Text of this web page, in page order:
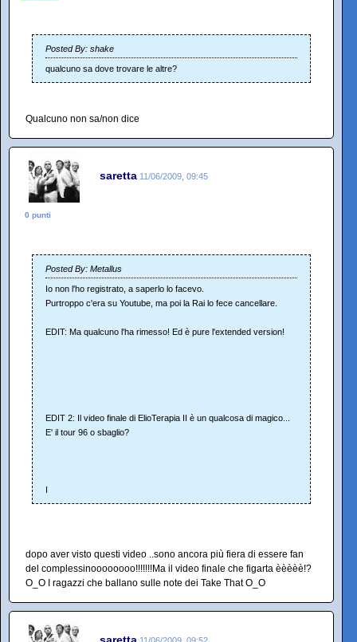
Posted By: shake
qualcuno sa dove trovare le altre?
Qualcuno non sa/non dice
saretta 11/06/2009, 09:45
0 punti
Posted By: Metallus
Io non l'ho registrato, a saperlo lo facevo.
Purtroppo c'era su Youtube, ma poi la Rai lo fece cancellare.
EDIT: Ma qualcuno l'ha rimesso! Ed è pure l'extended version!
EDIT 2: Il video finale di ElioTerapia II è un qualcosa di magico...
E' il tour 96 o sbaglio?
I
dopo aver visto questi video ..sono ancora più fiera di essere fan
del complessinoooooooo!!!!!!!Ma il video finale che figarta èèèèè!?
O_O I ragazzi che ballano sulle note dei Take That O_O
saretta